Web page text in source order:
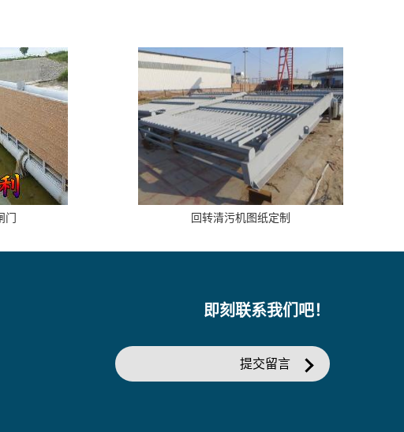
回转清污机图纸定制
即刻联系我们吧！
提交留言